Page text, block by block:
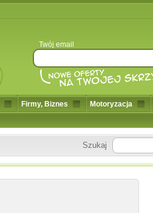
Twój email
Firmy, Biznes
Motoryzacja
Szukaj